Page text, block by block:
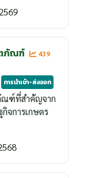
ตภัณฑ์
439
การนำเข้า-ส่งออก
ณฑ์ที่สำคัญจาก
จการเกษตร